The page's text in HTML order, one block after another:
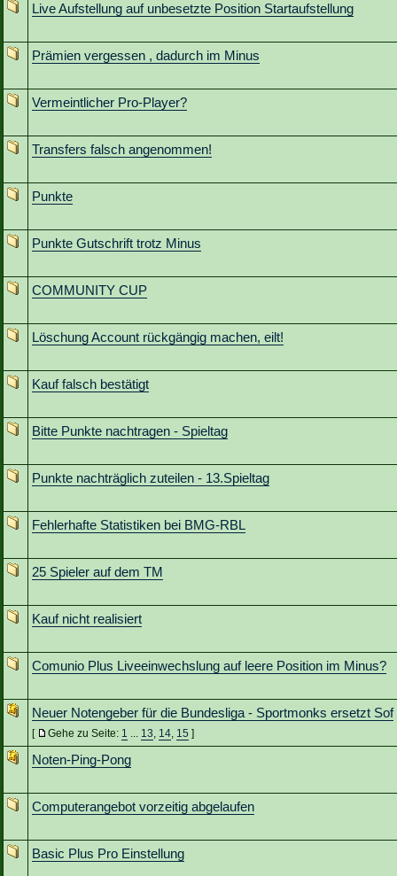
Live Aufstellung auf unbesetzte Position Startaufstellung
Prämien vergessen , dadurch im Minus
Vermeintlicher Pro-Player?
Transfers falsch angenommen!
Punkte
Punkte Gutschrift trotz Minus
COMMUNITY CUP
Löschung Account rückgängig machen, eilt!
Kauf falsch bestätigt
Bitte Punkte nachtragen - Spieltag
Punkte nachträglich zuteilen - 13.Spieltag
Fehlerhafte Statistiken bei BMG-RBL
25 Spieler auf dem TM
Kauf nicht realisiert
Comunio Plus Liveeinwechslung auf leere Position im Minus?
Neuer Notengeber für die Bundesliga - Sportmonks ersetzt Sof
[ Gehe zu Seite: 1 ... 13, 14, 15 ]
Noten-Ping-Pong
Computerangebot vorzeitig abgelaufen
Basic Plus Pro Einstellung